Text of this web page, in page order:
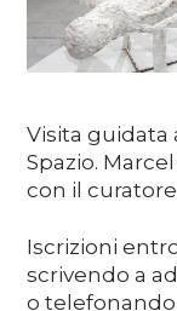
Visita guidata
Spazio.
con il
Iscrizioni
scrivendo a
o telefonando